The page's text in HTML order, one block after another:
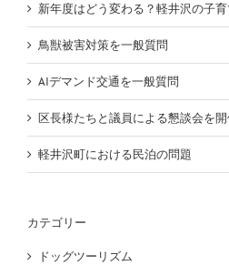
新年度はどう変わる？軽井沢の子
鳥獣被害対策を一般質問
AIデマンド交通を一般質問
区長様たちと議員による懇談会を
軽井沢町における民泊の問題
カテゴリー
ドッグツーリズム